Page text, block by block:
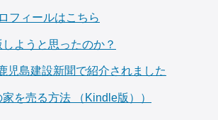
フィールはこちら
ようと思ったのか？
児島建設新聞で紹介されました
を売る方法 （Kindle版））